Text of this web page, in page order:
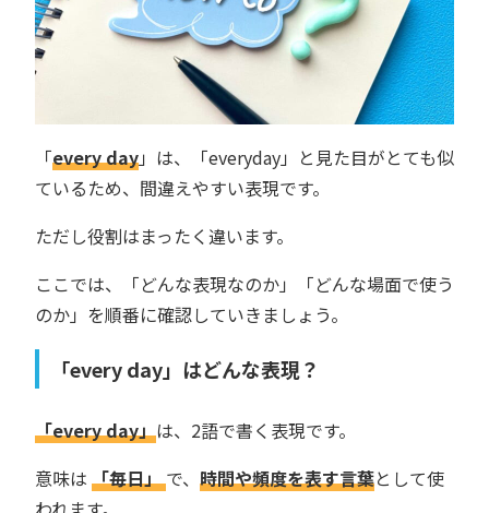
「every day」は、「everyday」と見た目がとても似
ているため、間違えやすい表現です。
ただし役割はまったく違います。
ここでは、「どんな表現なのか」「どんな場面で使う
のか」を順番に確認していきましょう。
「every day」はどんな表現？
「every day」は、2語で書く表現です。
意味は 「毎日」で、 時間や頻度を表す言葉として使